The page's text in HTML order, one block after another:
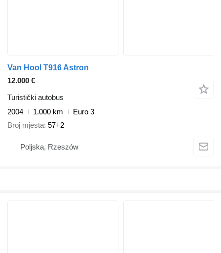
Van Hool T916 Astron
12.000 €
Turistički autobus
2004
1.000 km
Euro 3
Broj mjesta 57+2
Poljska, Rzeszów